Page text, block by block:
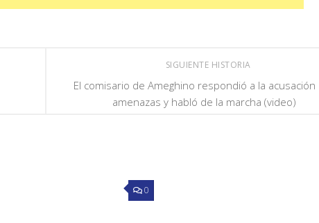
SIGUIENTE HISTORIA
El comisario de Ameghino respondió a la acusación
amenazas y habló de la marcha (video)
0